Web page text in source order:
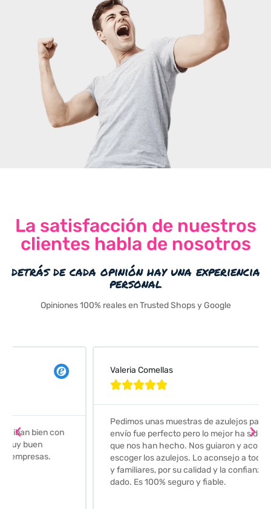
La satisfacción de nuestros
clientes habla de nosotros
detrás de cada opinión hay una experiencia
personal
Opiniones 100% reales en Trusted Shops y Google
Valeria Comellas
Pedimos unas muestras de azulejos para el baño. El
envío fue perfecto pero lo mejor ha sido el seguimiento
que nos han hecho. Nos guiaron y aconsejaron para
escoger los azulejos. Lo aconsejo a todos mis amigos
y familiares, por su calidad y la confianza que nos han
dado. Es 100% seguro y fiable.